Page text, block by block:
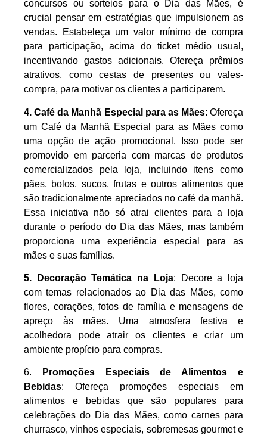
concursos ou sorteios para o Dia das Mães, é
crucial pensar em estratégias que impulsionem as
vendas. Estabeleça um valor mínimo de compra
para participação, acima do ticket médio usual,
incentivando gastos adicionais. Ofereça prêmios
atrativos, como cestas de presentes ou vales-
compra, para motivar os clientes a participarem.
4. Café da Manhã Especial para as Mães: Ofereça
um Café da Manhã Especial para as Mães como
uma opção de ação promocional. Isso pode ser
promovido em parceria com marcas de produtos
comercializados pela loja, incluindo itens como
pães, bolos, sucos, frutas e outros alimentos que
são tradicionalmente apreciados no café da manhã.
Essa iniciativa não só atrai clientes para a loja
durante o período do Dia das Mães, mas também
proporciona uma experiência especial para as
mães e suas famílias.
5. Decoração Temática na Loja: Decore a loja
com temas relacionados ao Dia das Mães, como
flores, corações, fotos de família e mensagens de
apreço às mães. Uma atmosfera festiva e
acolhedora pode atrair os clientes e criar um
ambiente propício para compras.
6.
Promoções Especiais de Alimentos e
Bebidas: Ofereça promoções especiais em
alimentos e bebidas que são populares para
celebrações do Dia das Mães, como carnes para
churrasco, vinhos especiais, sobremesas gourmet e